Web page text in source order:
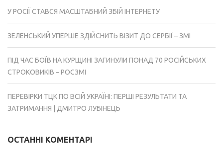
У РОСІЇ СТАВСЯ МАСШТАБНИЙ ЗБІЙ ІНТЕРНЕТУ
ЗЕЛЕНСЬКИЙ УПЕРШЕ ЗДІЙСНИТЬ ВІЗИТ ДО СЕРБІЇ – ЗМІ
ПІД ЧАС БОЇВ НА КУРЩИНІ ЗАГИНУЛИ ПОНАД 70 РОСІЙСЬКИХ
СТРОКОВИКІВ – РОСЗМІ
ПЕРЕВІРКИ ТЦК ПО ВСІЙ УКРАЇНІ: ПЕРШІ РЕЗУЛЬТАТИ ТА
ЗАТРИМАННЯ | ДМИТРО ЛУБІНЕЦЬ
ОСТАННІ КОМЕНТАРІ